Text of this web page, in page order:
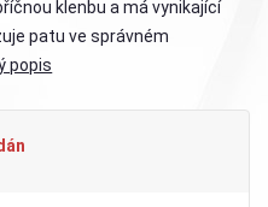
klenbu a má vynikající
patu ve správném
popis